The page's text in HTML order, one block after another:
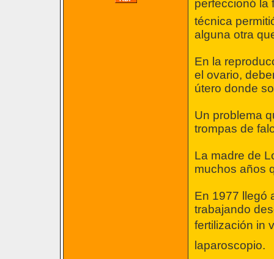
perfeccionó la
técnica
alguna otra
En la
el ovario,
útero donde
Un problema
trompas de
La madre de
muchos años
En 1977 llegó
trabajando
fertilización in
laparoscopio.